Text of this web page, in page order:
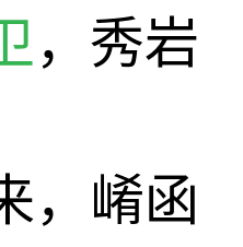
，秀岩
，崤函